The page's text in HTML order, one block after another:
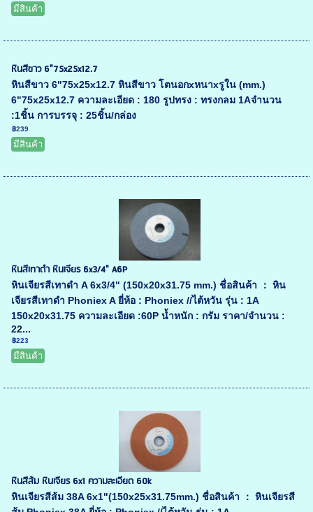
มีสินค้า
หินสีขาว 6"75x25x12.7
หินสีขาว 6"75x25x12.7 หินสีขาว โตนอกxหนาxรูใน (mm.)
6"75x25x12.7 ความละเอียด : 180 รูปทรง : ทรงกลม 1Aจำนวน
:1ชิ้น การบรรจุ : 25ชิ้น/กล่อง
฿239
มีสินค้า
หินสีเทาดำ หินเจียร 6x3/4" A6P
หินเจียรสีเทาดำ A 6x3/4" (150x20x31.75 mm.) ชื่อสินค้า ： หิน
เจียรสีเทาดำ Phoniex A ยี่ห้อ : Phoniex //ไต้หวัน รุ่น : 1A
150x20x31.75 ความละเอียด :60P น้ำหนัก : กรัม ราคา/จำนวน :
22...
฿223
มีสินค้า
หินสีส้ม หินเจียร 6x1 ความละเอียด 60k
หินเจียรสีส้ม 38A 6x1"(150x25x31.75mm.) ชื่อสินค้า ： หินเจียรสี